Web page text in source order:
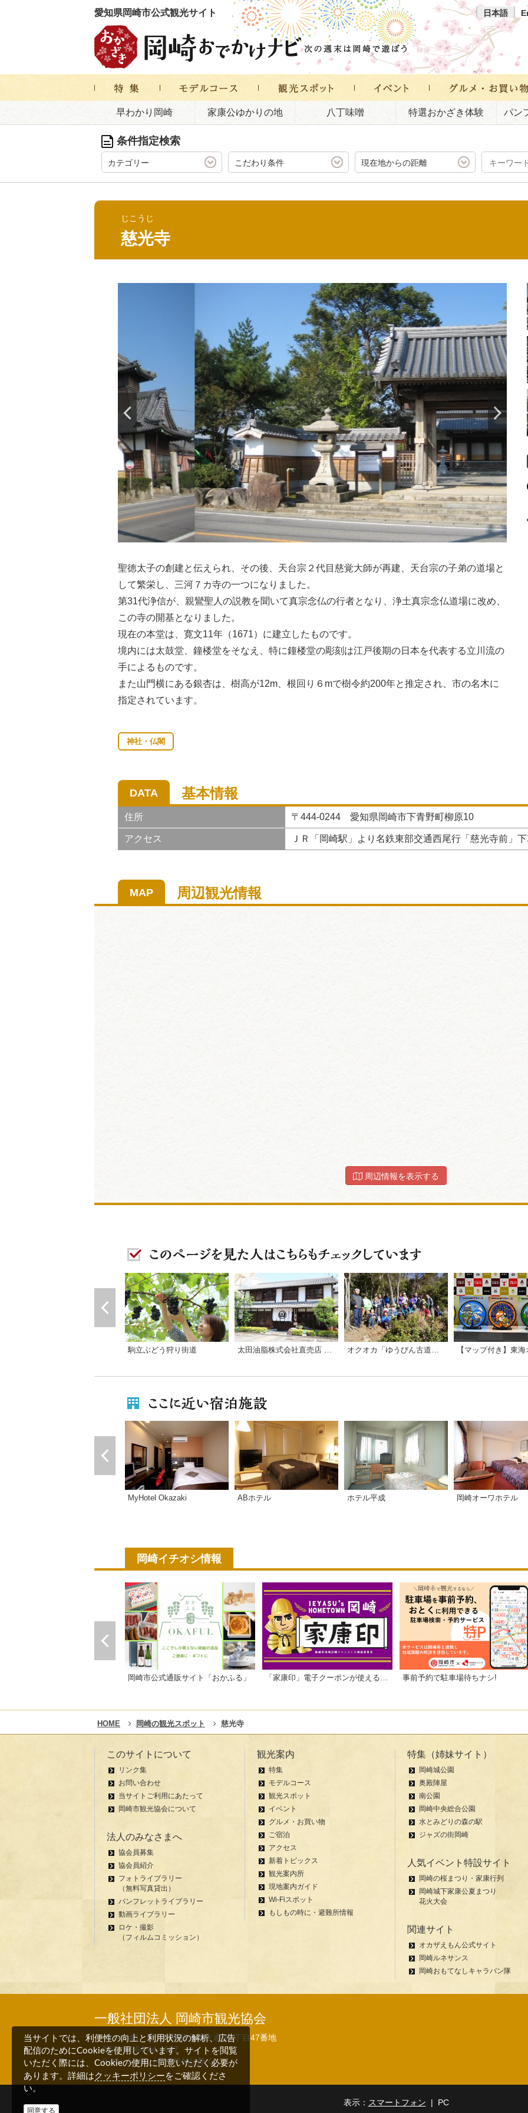
愛知県岡崎市公式観光サイト 日本語
早わかり岡崎 家康公ゆかりの地 八丁味噌 特選おかざき体験 パン
条件指定検索
カテゴリー こだわり条件 現在地からの距離
じこうじ
慈光寺
聖徳太子の創建と伝えられ、その後、天台宗２代目慈覚大師が再建、天台宗の子弟の道場と
して繁栄し、三河７カ寺の一つになりました。
第31代浄信が、親鸞聖人の説教を聞いて真宗念仏の行者となり、浄土真宗念仏道場に改め、
この寺の開基となりました。
現在の本堂は、寛文11年（1671）に建立したものです。
境内には太鼓堂、鐘楼堂をそなえ、特に鐘楼堂の彫刻は江戸後期の日本を代表する立川流の
手によるものです。
また山門横にある銀杏は、樹高が12m、根回り６mで樹令約200年と推定され、市の名木に
指定されています。
神社・仏閣
DATA 基本情報
住所 〒444-0244 愛知県岡崎市下青野町柳原10
アクセス ＪＲ「岡崎駅」より名鉄東部交通西尾行「慈光寺前」
MAP 周辺観光情報
周辺情報を表示する
駒立ぶどう狩り街道
MyHotel Okazaki ABホテル ホテル平成 岡崎オーワホテル
岡崎イチオシ情報
岡崎市公式通販サイト「おかふる」 事前予約で駐車場待ちナシ!
HOME 岡崎の観光スポット 慈光寺
このサイトについて
リンク集
お問い合わせ
当サイトご利用にあたって
岡崎市観光協会について
法人のみなさまへ
協会員募集
協会員紹介
フォトライブラリー
（無料写真貸出）
パンフレットライブラリー
動画ライブラリー
ロケ・撮影
（フィルムコミッション）
観光案内
特集
モデルコース
観光スポット
イベント
グルメ・お買い物
ご宿泊
アクセス
新着トピックス
観光案内所
現地案内ガイド
Wi-Fiスポット
もしもの時に・避難所情報
特集（姉妹サイト）
岡崎城公園
奥殿陣屋
南公園
岡崎中央総合公園
水とみどりの森の駅
ジャズの街岡崎
人気イベント特設サイト
岡崎の桜まつり・家康行列
岡崎城下家康公夏まつり
花火大会
関連サイト
オカザえもん公式サイト
岡崎ルネサンス
岡崎おもてなしキャラバン隊
一般社団法人 岡崎市観光協会
〒444-0045 愛知県岡崎市康生通東2丁目47番地
TEL 0564-64-1637
9:00～17:00（年末年始は除く）
表示： スマートフォン | PC
当サイトでは、利便性の向上と利用状況の解析、広告
配信のためにCookieを使用しています。サイトを閲覧
いただく際には、Cookieの使用に同意いただく必要が
あります。詳細はクッキーポリシー をご確認くださ
い。
同意する